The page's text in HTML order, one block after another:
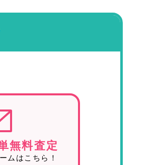
無料査定
ムはこちら！